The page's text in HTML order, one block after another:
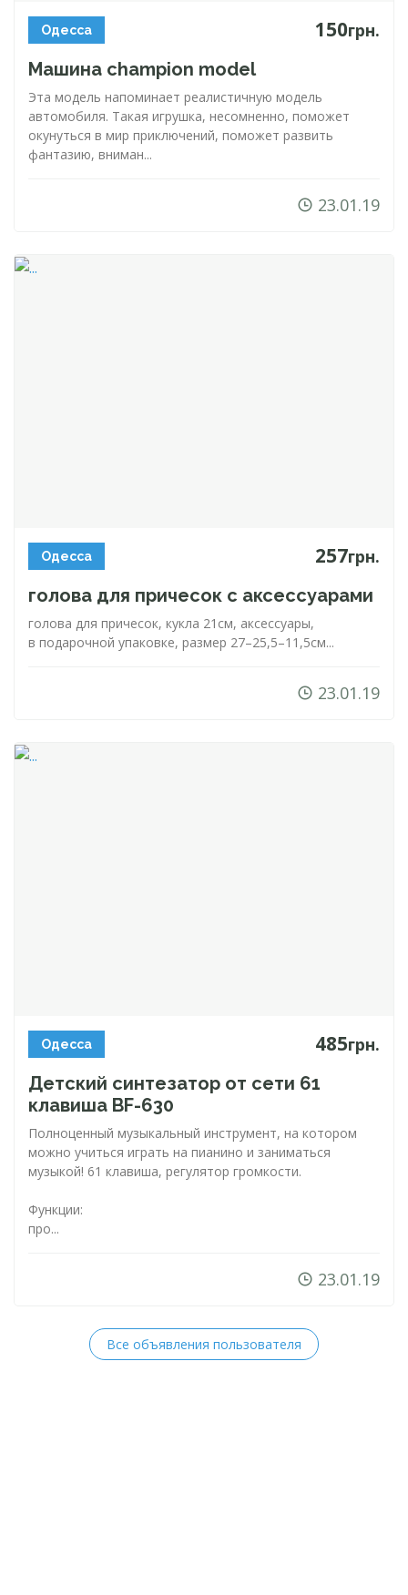
Одесса 150грн.
Машина champion model
Эта модель напоминает реалистичную модель
автомобиля. Такая игрушка, несомненно, поможет
окунуться в мир приключений, поможет развить
фантазию, вниман...
23.01.19
Одесса 257грн.
голова для причесок с аксессуарами
голова для причесок, кукла 21см, аксессуары,
в подарочной упаковке, размер 27–25,5–11,5см...
23.01.19
Одесса 485грн.
Детский синтезатор от сети 61
клавиша BF-630
Полноценный музыкальный инструмент, на котором
можно учиться играть на пианино и заниматься
музыкой! 61 клавиша, регулятор громкости.
Функции:
про...
23.01.19
Все объявления пользователя